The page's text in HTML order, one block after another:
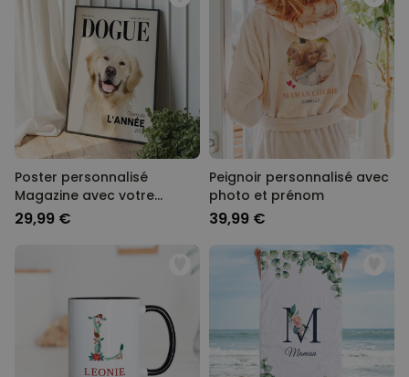
Poster personnalisé
Magazine avec votre
animal
29,99 €
Peignoir personnalisé avec
photo et prénom
39,99 €